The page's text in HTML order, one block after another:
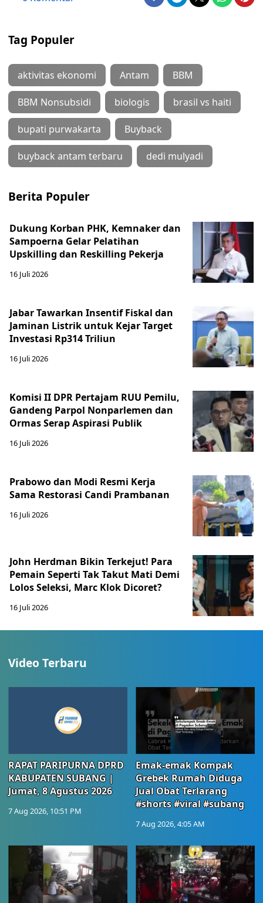
Tag Populer
aktivitas ekonomi Antam BBM
BBM Nonsubsidi biologis brasil vs haiti
bupati purwakarta Buyback
buyback antam terbaru dedi mulyadi
Berita Populer
Dukung Korban PHK, Kemnaker dan
Sampoerna Gelar Pelatihan
Upskilling dan Reskilling Pekerja
16 Juli 2026
Jabar Tawarkan Insentif Fiskal dan
Jaminan Listrik untuk Kejar Target
Investasi Rp314 Triliun
16 Juli 2026
Komisi II DPR Pertajam RUU Pemilu,
Gandeng Parpol Nonparlemen dan
Ormas Serap Aspirasi Publik
16 Juli 2026
Prabowo dan Modi Resmi Kerja
Sama Restorasi Candi Prambanan
16 Juli 2026
John Herdman Bikin Terkejut! Para
Pemain Seperti Tak Takut Mati Demi
Lolos Seleksi, Marc Klok Dicoret?
16 Juli 2026
Video Terbaru
RAPAT PARIPURNA DPRD
KABUPATEN SUBANG |
Jumat, 8 Agustus 2026
7 Aug 2026, 10:51 PM
Emak-emak Kompak
Grebek Rumah Diduga
Jual Obat Terlarang
#shorts #viral #subang
7 Aug 2026, 4:05 AM